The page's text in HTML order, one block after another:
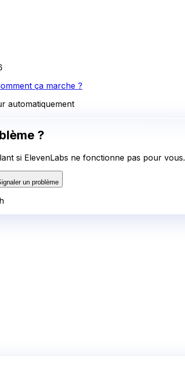
ça marche ?
automatiquement
?
si ElevenLabs ne fonctionne pas pour vous.
un problème